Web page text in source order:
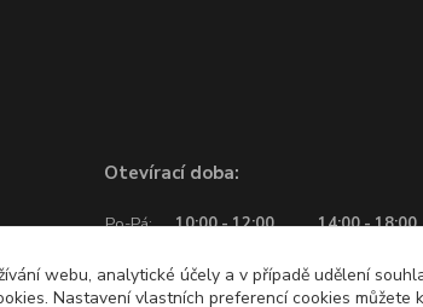
Otevírací doba:
Po-Pá: 10:00 - 12:00
14:00 - 18:00
webu, analytické účely a v případě udělení
Nastavení vlastních preferencí cookies můžete